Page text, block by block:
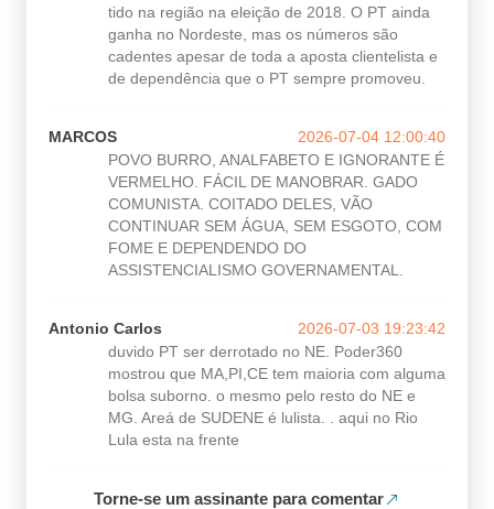
tido na região na eleição de 2018. O PT ainda
ganha no Nordeste, mas os números são
cadentes apesar de toda a aposta clientelista e
de dependência que o PT sempre promoveu.
MARCOS
2026-07-04 12:00:40
POVO BURRO, ANALFABETO E IGNORANTE É
VERMELHO. FÁCIL DE MANOBRAR. GADO
COMUNISTA. COITADO DELES, VÃO
CONTINUAR SEM ÁGUA, SEM ESGOTO, COM
FOME E DEPENDENDO DO
ASSISTENCIALISMO GOVERNAMENTAL.
Antonio Carlos
2026-07-03 19:23:42
duvido PT ser derrotado no NE. Poder360
mostrou que MA,PI,CE tem maioria com alguma
bolsa suborno. o mesmo pelo resto do NE e
MG. Areá de SUDENE é lulista. . aqui no Rio
Lula esta na frente
Torne-se um assinante para comentar